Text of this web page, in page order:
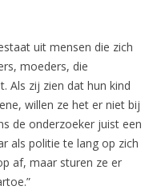
uit mensen die zich
moeders, die
Als zij zien dat hun kind
willen ze het er niet bij
de onderzoeker juist een
als politie te lang op zich
af, maar sturen ze er